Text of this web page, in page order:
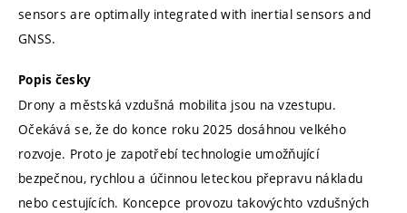
sensors are optimally integrated with inertial sensors and
GNSS.
Popis česky
Drony a městská vzdušná mobilita jsou na vzestupu.
Očekává se, že do konce roku 2025 dosáhnou velkého
rozvoje. Proto je zapotřebí technologie umožňující
bezpečnou, rychlou a účinnou leteckou přepravu nákladu
nebo cestujících. Koncepce provozu takovýchto vzdušných